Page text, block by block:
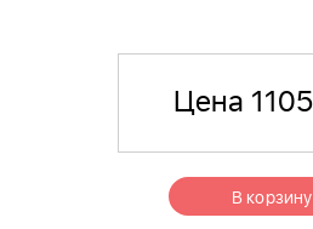
Цена
В корзину